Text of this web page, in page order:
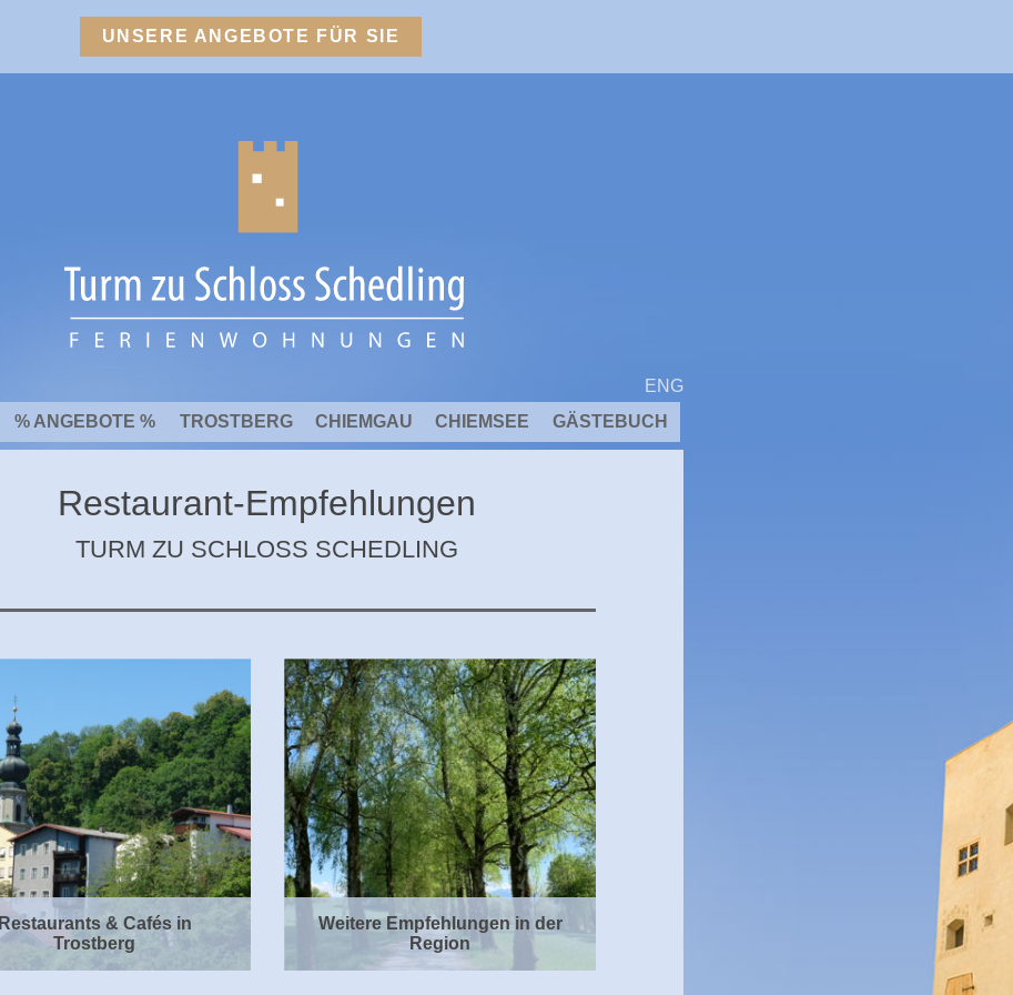
UNSERE ANGEBOTE FÜR SIE
% ANGEBOTE % TROSTBERG CHIEMGAU CHIEMSEE GÄSTEBUCH
ENG
Restaurant-Empfehlungen
TURM ZU SCHLOSS SCHEDLING
Restaurants & Cafés in
Trostberg
Weitere Empfehlungen in der
Region